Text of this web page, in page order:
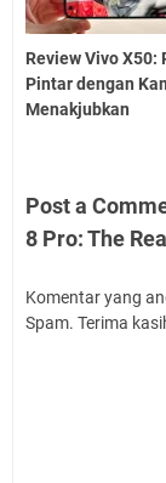
Review Vivo X50:
Pintar dengan
Menakjubkan
Post a
8 Pro: The
Komentar yang
Spam. Terima